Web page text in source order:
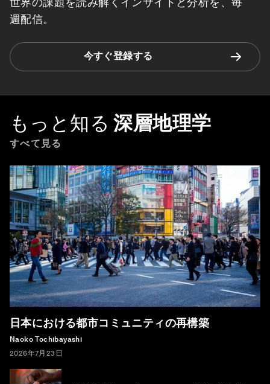
週配信。
今すぐ登録する
もっと知る 深層地理学
すべて見る
日本における都市コミュニティの再構築
Naoko Tochibayashi
2026年7月23日